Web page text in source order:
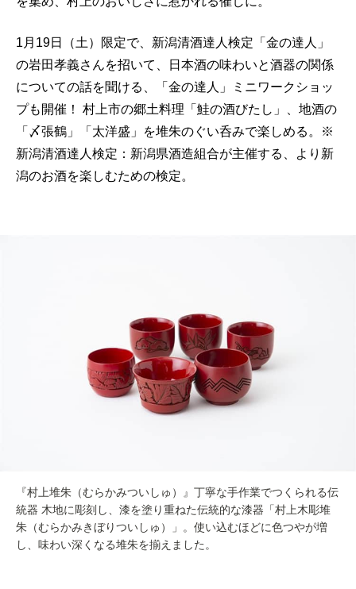
1月19日（土）限定で、新潟清酒達人検定「金の達人」
の岩田孝義さんを招いて、日本酒の味わいと酒器の関係
についての話を聞ける、「金の達人」ミニワークショッ
プも開催！ 村上市の郷土料理「鮭の酒びたし」、地酒の
「〆張鶴」「太洋盛」を堆朱のぐい呑みで楽しめる。※
新潟清酒達人検定：新潟県酒造組合が主催する、より新
潟のお酒を楽しむための検定。
『村上堆朱（むらかみついしゅ）』丁寧な手作業でつくられる伝
統器 木地に彫刻し、漆を塗り重ねた伝統的な漆器「村上木彫堆
朱（むらかみきぼりついしゅ）」。使い込むほどに色つやが増
し、味わい深くなる堆朱を揃えました。